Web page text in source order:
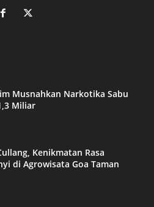
Musnahkan Narkotika Sabu
Miliar
Kenikmatan Rasa
di Agrowisata Goa Taman